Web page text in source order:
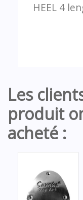
HEEL 4
Les
produit
acheté :